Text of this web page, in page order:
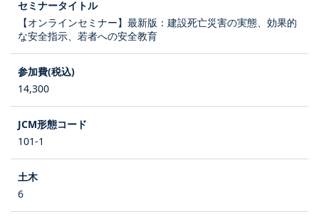
【オンラインセミナー】最新版：建設死亡災害の実態、効果的
な安全指示、若者への安全教育
14,300
101-1
6